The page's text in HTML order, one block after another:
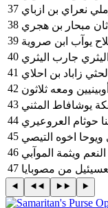
37 نعراي بن ازباي
38 مبحار بن هجري
39 يوآب ابن صروية
40 جارب اليثري
41 الحثي زاباد بن احلاي
42
43 يوشافاط المثني
44 حوثام العروعيري
45 اخوه التيصي
46 ويثمة الموآبي
47 من مصوبايا